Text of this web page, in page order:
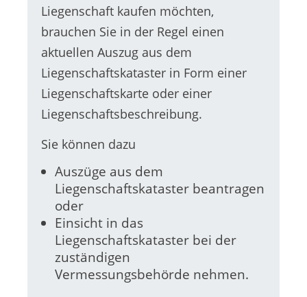
Liegenschaft kaufen möchten,
brauchen Sie in der Regel einen
aktuellen Auszug aus dem
Liegenschaftskataster in Form einer
Liegenschaftskarte oder einer
Liegenschaftsbeschreibung.
Sie können dazu
Auszüge aus dem
Liegenschaftskataster beantragen
oder
Einsicht in das
Liegenschaftskataster bei der
zuständigen
Vermessungsbehörde nehmen.